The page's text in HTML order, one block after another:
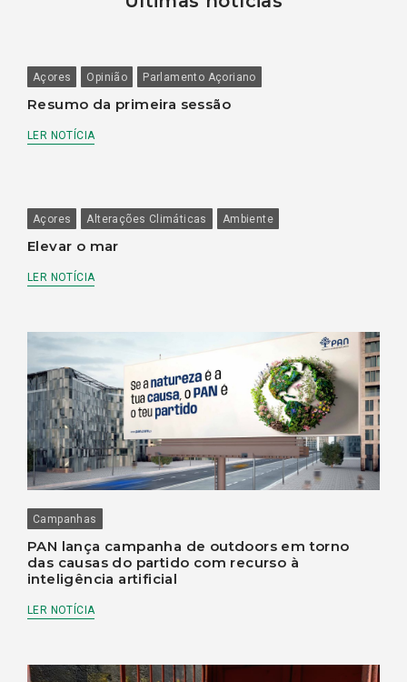
Açores Opinião Parlamento Açoriano
Resumo da primeira sessão
LER NOTÍCIA
Açores Alterações Climáticas Ambiente
Elevar o mar
LER NOTÍCIA
Campanhas
PAN lança campanha de outdoors em torno
das causas do partido com recurso à
inteligência artificial
LER NOTÍCIA